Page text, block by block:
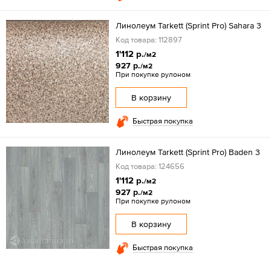
Линолеум Tarkett (Sprint Pro) Sahara 3
Код товара: 112897
1'112 р./м2
927 р./м2
При покупке рулоном
В корзину
Быстрая покупка
Линолеум Tarkett (Sprint Pro) Baden 3
Код товара: 124656
1'112 р./м2
927 р./м2
При покупке рулоном
В корзину
Быстрая покупка